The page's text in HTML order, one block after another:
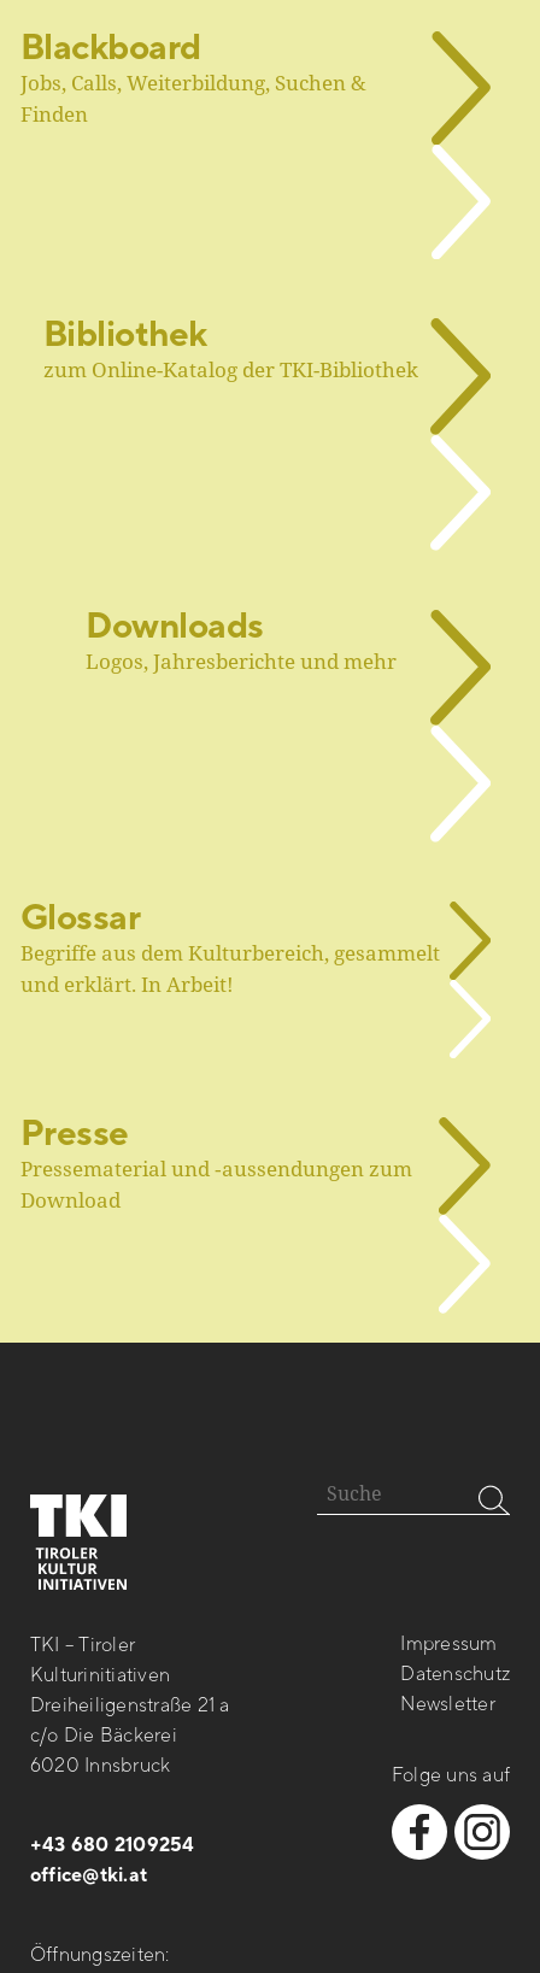
Blackboard
Jobs, Calls, Weiterbildung, Suchen &
Finden
Bibliothek
zum Online-Katalog der TKI-Bibliothek
Downloads
Logos, Jahresberichte und mehr
Glossar
Begriffe aus dem Kulturbereich, gesammelt
und erklärt. In Arbeit!
Presse
Pressematerial und ‑aussendungen zum
Download
TKI – Tiroler
Kulturinitiativen
Dreiheiligenstraße 21 a
c/o Die Bäckerei
6020 Innsbruck
+43 680 2109254
office@tki.at
Öffnungszeiten:
Impressum
Datenschutz
Newsletter
Folge uns auf